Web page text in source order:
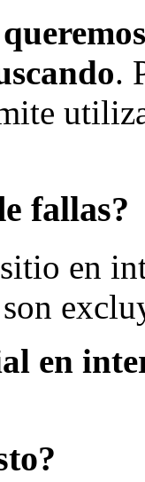
.
fallas?
en
en